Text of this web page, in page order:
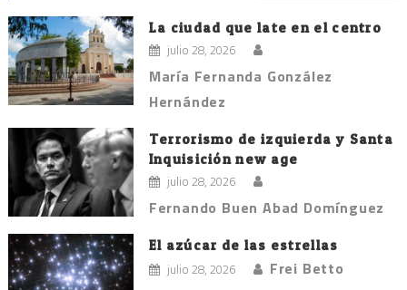
La ciudad que late en el centro
julio 28, 2026
María Fernanda González
Hernández
Terrorismo de izquierda y Santa
Inquisición new age
julio 28, 2026
Fernando Buen Abad Domínguez
El azúcar de las estrellas
julio 28, 2026 Frei Betto